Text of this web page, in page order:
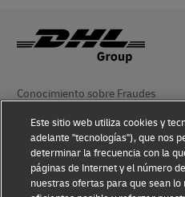
Conocimiento sobre Fraudes
Aviso Legal
Condiciones de Uso
Aviso de Privacidad
Este sitio web utiliza cookies y
adelante "tecnologías"), que nos
determinar la frecuencia con la
páginas de Internet y el número
nuestras ofertas para que sean lo